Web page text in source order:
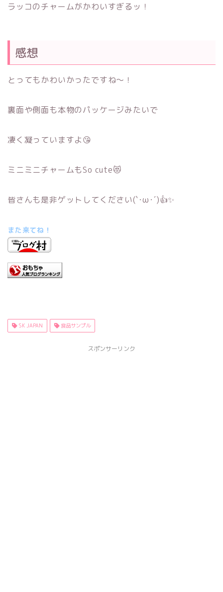
ラッコのチャームがかわいすぎるッ！
感想
とってもかわいかったですね～！
裏面や側面も本物のパッケージみたいで
凄く凝っていますよ😘
ミニミニチャームもSo cute😻
皆さんも是非ゲットしてください(`･ω･´)👍✨
また来てね！
SK JAPAN 食品サンプル
スポンサーリンク